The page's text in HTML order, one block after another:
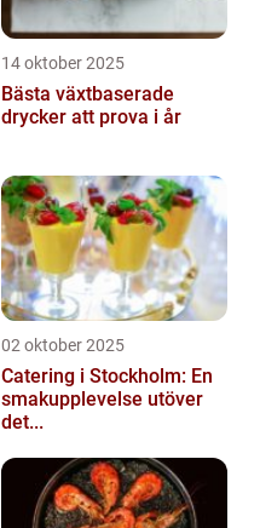
14 oktober 2025
Bästa växtbaserade
drycker att prova i år
02 oktober 2025
Catering i Stockholm: En
smakupplevelse utöver
det...